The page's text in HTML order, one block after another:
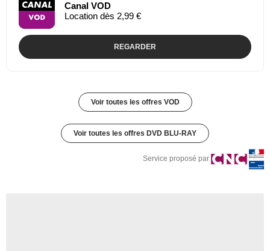
Canal VOD
Location dès 2,99 €
REGARDER
Voir toutes les offres VOD
Voir toutes les offres DVD BLU-RAY
Service proposé par